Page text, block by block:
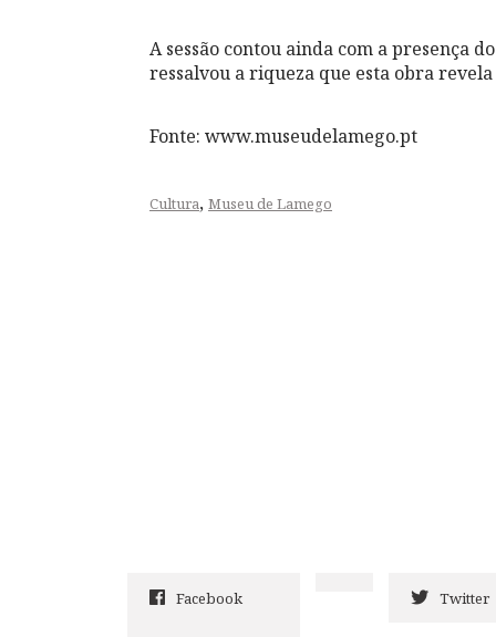
A sessão contou ainda com a presença
ressalvou a riqueza que esta obra
Fonte: www.museudelamego.pt
Cultura, Museu de Lamego
Facebook Twitter